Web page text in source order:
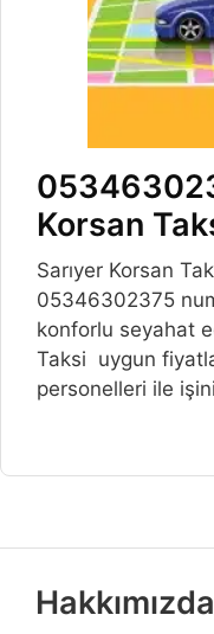
Korsan
Sarıyer Korsan
05346302375
konforlu seyahat
Taksi uygun
personelleri ile işini
Hakkımızda